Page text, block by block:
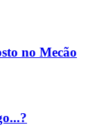
no Mecão